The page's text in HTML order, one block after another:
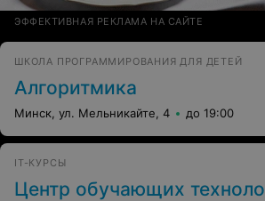
ЭФФЕКТИВНАЯ РЕКЛАМА НА САЙТЕ
ШКОЛА ПРОГРАММИРОВАНИЯ ДЛЯ ДЕТЕЙ
Алгоритмика
Минск, ул. Мельникайте, 4 до 19:00
IT-КУРСЫ
Центр обучающих технологий